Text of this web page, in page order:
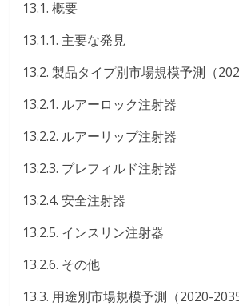
13.1. 概要
13.1.1. 主要な発見
13.2. 製品タイプ別市場規模予測（
13.2.1. ルアーロック注射器
13.2.2. ルアーリップ注射器
13.2.3. プレフィルド注射器
13.2.4. 安全注射器
13.2.5. インスリン注射器
13.2.6. その他
13.3. 用途別市場規模予測（2020-2035